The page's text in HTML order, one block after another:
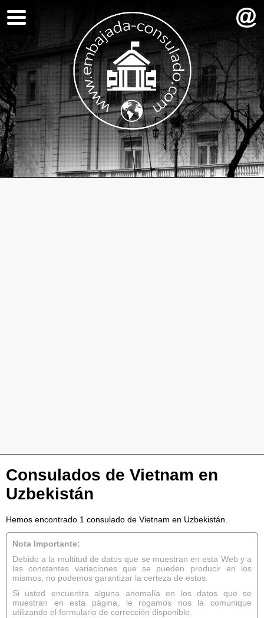
Consulados de Vietnam en
Uzbekistán
Hemos encontrado 1 consulado de Vietnam en Uzbekistán.
Nota Importante:
Debido a la multitud de datos que se muestran en esta Web y a
las constantes variaciones que se pueden producir en los
mismos, no podemos garantizar la certeza de estos.
Si usted encuentra alguna anomalía en los datos que se
muestran en esta página, le rogamos nos la comunique
utilizando el formulario de corrección disponible.